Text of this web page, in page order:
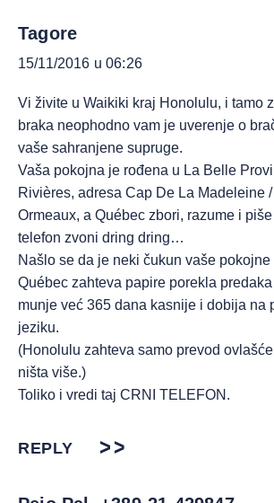
Tagore
15/11/2016 u 06:26
Vi živite u Waikiki kraj Honolulu, i tamo
braka neophodno vam je uverenje o
vaše sahranjene supruge.
Vaša pokojna je rođena u La Belle
Rivières, adresa Cap De La Madeleine
Ormeaux, a Québec zbori, razume i
telefon zvoni dring dring…
Našlo se da je neki čukun vaše pokojne
Québec zahteva papire porekla
munje već 365 dana kasnije i dobija na
jeziku.
(Honolulu zahteva samo prevod
ništa više.)
Toliko i vredi taj CRNI TELEFON.
REPLY